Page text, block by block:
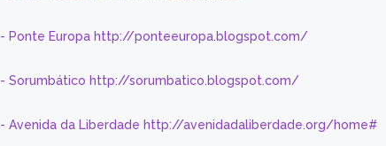
- Ponte Europa http://ponteeuropa.blogspot.com/
- Sorumbático http://sorumbatico.blogspot.com/
- Avenida da Liberdade http://avenidadaliberdade.org/home#